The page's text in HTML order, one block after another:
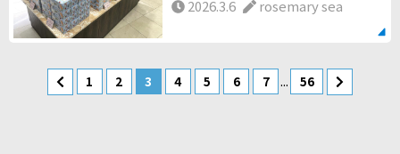
2026.3.6 rosemary sea
1 2 3 4 5 6 7 ... 56